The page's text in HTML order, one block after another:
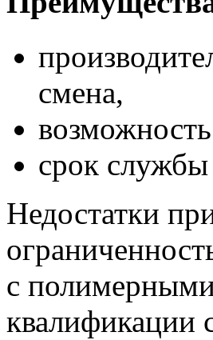
смена,
срок службы
Недостатки
с
квалификации